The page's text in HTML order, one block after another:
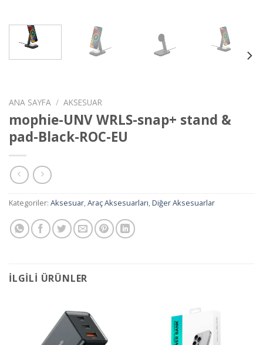
ANA SAYFA / AKSESUAR
mophie-UNV WRLS-snap+ stand &
pad-Black-ROC-EU
Kategoriler: Aksesuar,Araç Aksesuarları,Diğer Aksesuarlar
İLGILI ÜRÜNLER